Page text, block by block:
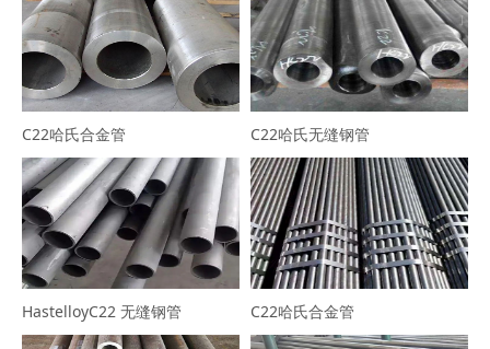
C22哈氏合金管 C22哈氏无缝钢管
HastelloyC22 无缝钢管 C22哈氏合金管